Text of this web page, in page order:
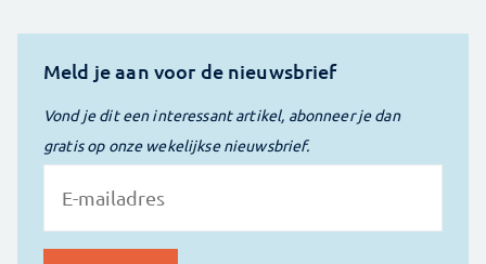
Meld je aan voor de nieuwsbrief
Vond je dit een interessant artikel, abonneer je dan
gratis op onze wekelijkse nieuwsbrief.